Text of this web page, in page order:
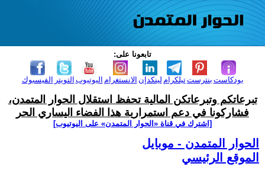
تابعونا على:
الفيسبوك التويتر اليوتيوب الانستغرام لينكدإن تيلكرامبنترست بودكاست
تبرعاتكم وتبرعاتكن المالية تحفظ استقلال الحوار المتمدن،
فشاركونا في دعم استمرارية هذا الفضاء اليساري الحر
[اشترك في قناة ‫«الحوار المتمدن» على اليوتيوب]
الحوار المتمدن - موبايل
الموقع الرئيسي